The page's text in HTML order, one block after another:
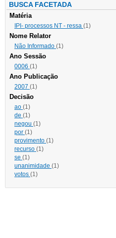
BUSCA FACETADA
Matéria
IPI- processos NT - ressa (1)
Nome Relator
Não Informado (1)
Ano Sessão
0006 (1)
Ano Publicação
2007 (1)
Decisão
ao (1)
de (1)
negou (1)
por (1)
provimento (1)
recurso (1)
se (1)
unanimidade (1)
votos (1)